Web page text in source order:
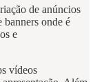
de anúncios
onde é
e
vídeos